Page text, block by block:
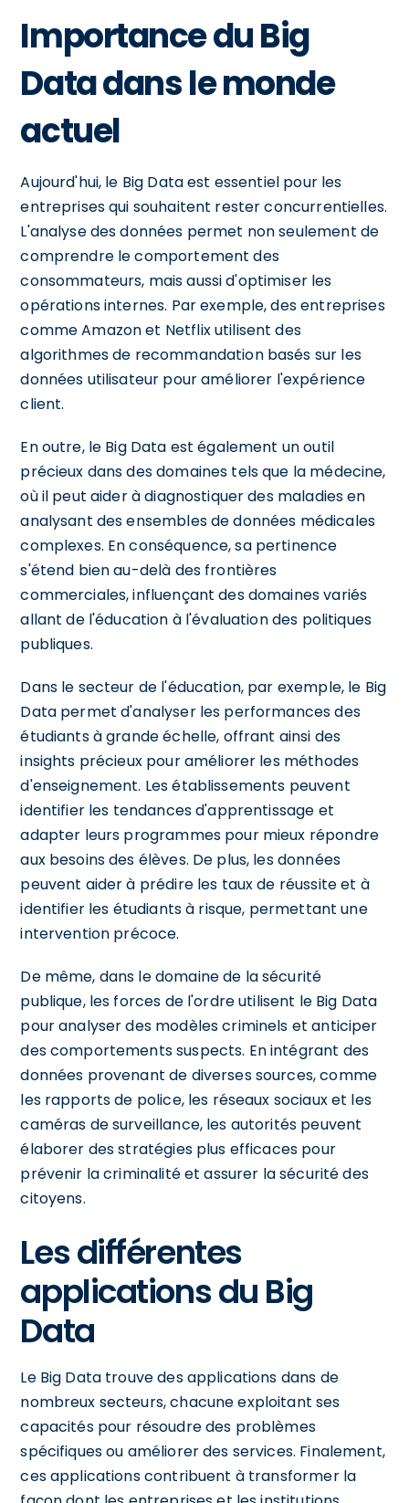
Importance du Big
Data dans le monde
actuel
Aujourd'hui, le Big Data est essentiel pour les
entreprises qui souhaitent rester concurrentielles.
L'analyse des données permet non seulement de
comprendre le comportement des
consommateurs, mais aussi d'optimiser les
opérations internes. Par exemple, des entreprises
comme Amazon et Netflix utilisent des
algorithmes de recommandation basés sur les
données utilisateur pour améliorer l'expérience
client.
En outre, le Big Data est également un outil
précieux dans des domaines tels que la médecine,
où il peut aider à diagnostiquer des maladies en
analysant des ensembles de données médicales
complexes. En conséquence, sa pertinence
s'étend bien au-delà des frontières
commerciales, influençant des domaines variés
allant de l'éducation à l'évaluation des politiques
publiques.
Dans le secteur de l'éducation, par exemple, le Big
Data permet d'analyser les performances des
étudiants à grande échelle, offrant ainsi des
insights précieux pour améliorer les méthodes
d'enseignement. Les établissements peuvent
identifier les tendances d'apprentissage et
adapter leurs programmes pour mieux répondre
aux besoins des élèves. De plus, les données
peuvent aider à prédire les taux de réussite et à
identifier les étudiants à risque, permettant une
intervention précoce.
De même, dans le domaine de la sécurité
publique, les forces de l'ordre utilisent le Big Data
pour analyser des modèles criminels et anticiper
des comportements suspects. En intégrant des
données provenant de diverses sources, comme
les rapports de police, les réseaux sociaux et les
caméras de surveillance, les autorités peuvent
élaborer des stratégies plus efficaces pour
prévenir la criminalité et assurer la sécurité des
citoyens.
Les différentes
applications du Big
Data
Le Big Data trouve des applications dans de
nombreux secteurs, chacune exploitant ses
capacités pour résoudre des problèmes
spécifiques ou améliorer des services. Finalement,
ces applications contribuent à transformer la